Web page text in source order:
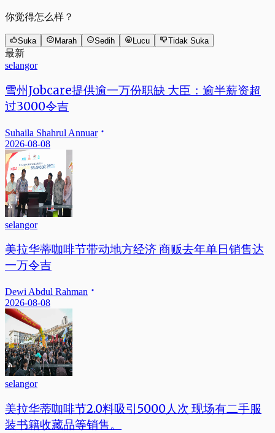
你觉得怎么样？
Suka Marah Sedih Lucu Tidak Suka
最新
selangor
雪州Jobcare提供逾一万份职缺 大臣：逾半薪资超
过3000令吉
Suhaila Shahrul Annuar
2026-08-08
selangor
美拉华蒂咖啡节带动地方经济 商贩去年单日销售达
一万令吉
Dewi Abdul Rahman
2026-08-08
selangor
美拉华蒂咖啡节2.0料吸引5000人次 现场有二手服
装书籍收藏品等销售。